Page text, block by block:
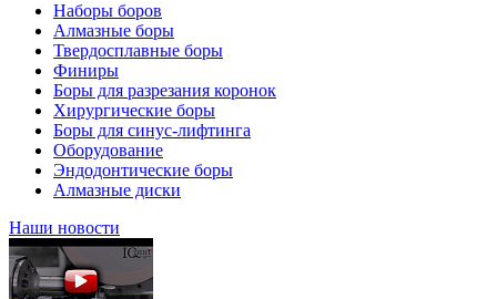
Наборы боров
Алмазные боры
Твердосплавные боры
Финиры
Боры для разрезания коронок
Хирургические боры
Боры для синус-лифтинга
Оборудование
Эндодонтические боры
Алмазные диски
Наши новости